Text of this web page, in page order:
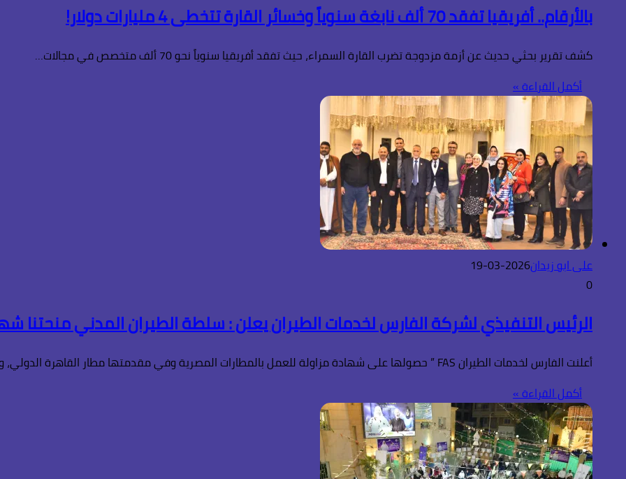
بالأرقام.. أفريقيا تفقد 70 ألف نابغة سنوياً وخسائر القارة تتخطى 4 مليارات دولار!
كشف تقرير بحثي حديث عن أزمة مزدوجة تضرب القارة السمراء، حيث تفقد أفريقيا سنوياً نحو 70 ألف متخصص في مجالات…
أكمل القراءة »
على ابو زيدان2026-03-19
0
الرئيس التنفيذي لشركة الفارس لخدمات الطيران يعلن : سلطة الطيران المدني منحتنا
أعلنت الفارس لخدمات الطيران FAS ” حصولها على شهادة مزاولة للعمل بالمطارات المصرية وفي مقدمتها مطار القاهرة الدولي، وذلك بعد…
أكمل القراءة »